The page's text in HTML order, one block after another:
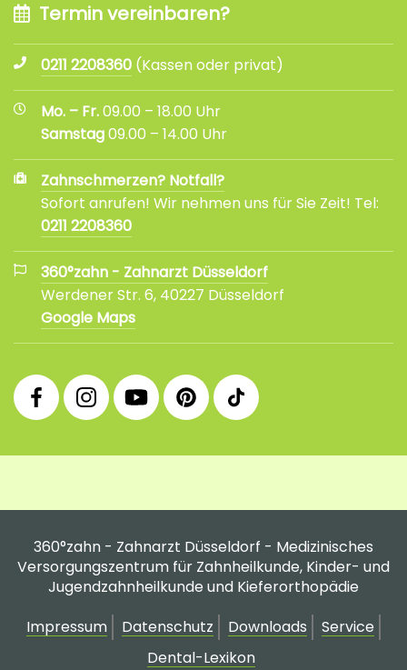
Termin vereinbaren?
0211 2208360 (Kassen oder privat)
Mo. – Fr.09.00 – 18.00 Uhr
Samstag09.00 – 14.00 Uhr
Zahnschmerzen? Notfall?
Sofort anrufen! Wir nehmen uns für Sie Zeit! Tel:
0211 2208360
360°zahn - Zahnarzt Düsseldorf
Werdener Str. 6, 40227 Düsseldorf
Google Maps
360°
Facebook
Fanpage
360°
Instagram
Praxis
360°
YouTube
Channel
360°
Pinterest
Profil
360°
tiktok
Profil
360°zahn - Zahnarzt Düsseldorf - Medizinisches
Versorgungszentrum für Zahnheilkunde, Kinder- und
Jugendzahnheilkunde und Kieferorthopädie
Impressum
Datenschutz Downloads
Service
Dental-Lexikon